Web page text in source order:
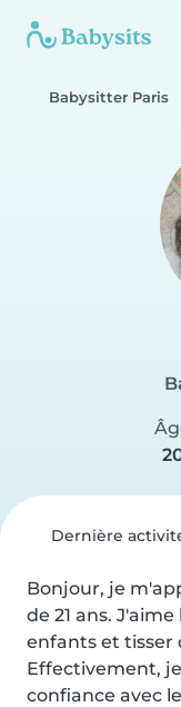
Babysitter Paris
Dernière
Bonjour, je
de 21 ans.
enfants et tisser
Effectivement,
confiance avec